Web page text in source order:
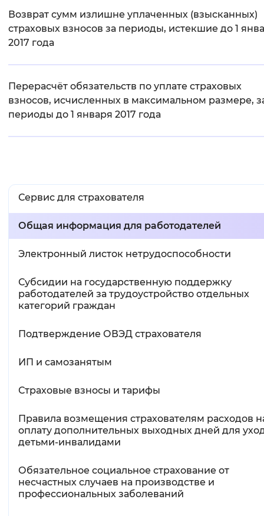
Воспроизвести Остановить
Вернуть стандартные настройки
Возврат сумм излишне уплаченных (взысканных)
страховых взносов за периоды, истекшие до 1
2017 года
Перерасчёт обязательств по уплате страховых
взносов, исчисленных в максимальном размере,
периоды до 1 января 2017 года
Сервис для страхователя
Общая информация для работодателей
Электронный листок нетрудоспособности
Субсидии на государственную поддержку
работодателей за трудоустройство отдельных
категорий граждан
Подтверждение ОВЭД страхователя
ИП и самозанятым
Страховые взносы и тарифы
Правила возмещения страхователям расходов
оплату дополнительных выходных дней для
детьми-инвалидами
Обязательное социальное страхование от
несчастных случаев на производстве и
профессиональных заболеваний